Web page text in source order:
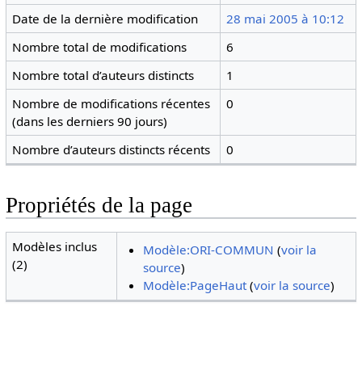
Date de la dernière modification
28 mai 2005 à 10:12
Nombre total de modifications
6
Nombre total d’auteurs distincts
1
Nombre de modifications récentes
(dans les derniers 90 jours)
0
Nombre d’auteurs distincts récents 0
Propriétés de la page
Modèles inclus
(2)
Modèle:ORI-COMMUN (voir la
source)
Modèle:PageHaut(voir la source)